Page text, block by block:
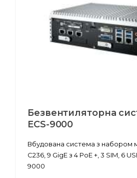
Безвентиляторна
ECS-9000
Вбудована система з набором
C236, 9 GigE з 4 PoE +, 3 SIM, 6
9000